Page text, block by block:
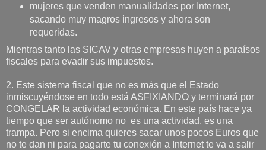
mujeres que venden manualidades por Internet,
sacando muy magros ingresos y ahora son
requeridas.
Mientras tanto las SICAV y otras empresas huyen a paraísos
fiscales para evadir sus impuestos.
2. Este sistema fiscal que no es más que el Estado
inmiscuyéndose en todo está ASFIXIANDO y terminará por
CONGELAR la actividad económica. En este país hace ya
tiempo que ser autónomo no es una actividad, es una
trampa. Pero si encima quieres sacar unos pocos Euros que
no te dan ni para pagarte tu conexión a Internet te va a salir